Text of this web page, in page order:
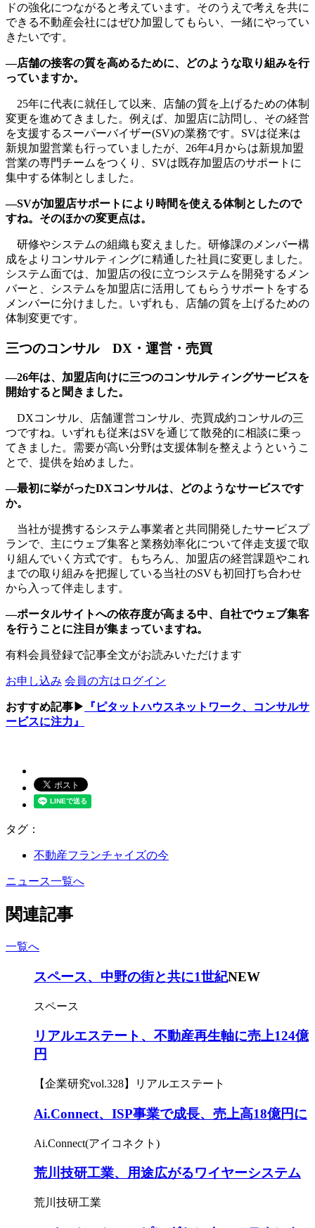
ドの強化につながると考えています。そのうえで考えを共に
できる不動産会社にはぜひ加盟してもらい、一緒にやってい
きたいです。
―店舗の接客の質を高めるために、どのような取り組みを行
っていますか。
25年に代表に就任して以来、店舗の質を上げるための体制
変更を進めてきました。例えば、加盟店に訪問し、その経営
を支援するスーパーバイザー(SV)の業務です。SVは従来は
新規加盟営業も行っていましたが、26年4月からは新規加盟
営業の専門チームをつくり、SVは既存加盟店のサポートに
集中する体制としました。
―SVが加盟店サポートにより時間を使える体制としたので
すね。そのほかの変更点は。
研修やシステムの組織も変えました。研修課のメンバー構
成をよりコンサルティングに精通した社員に変更しました。
システム面では、加盟店の役に立つシステムを開発するメン
バーと、システムを加盟店に活用してもらうサポートをする
メンバーに分けました。いずれも、店舗の質を上げるための
体制変更です。
三つのコンサル DX・運営・売買
―26年は、加盟店向けに三つのコンサルティングサービスを
開始すると聞きました。
DXコンサル、店舗運営コンサル、売買成約コンサルの三
つですね。いずれも従来はSVを通じて散発的に相談に乗っ
てきました。需要が高い分野は支援体制を整えようというこ
とで、提供を始めました。
―最初に挙がったDXコンサルは、どのようなサービスです
か。
当社が提携するシステム事業者と共同開発したサービスプ
ランで、主にウェブ集客と業務効率化について伴走支援で取
り組んでいく方式です。もちろん、加盟店の経営課題やこれ
までの取り組みを把握している当社のSVも初回打ち合わせ
から入って伴走します。
―ポータルサイトへの依存度が高まる中、自社でウェブ集客
を行うことに注目が集まっていますね。
有料会員登録で記事全文がお読みいただけます
お申し込み 会員の方はログイン
おすすめ記事▶
『ピタットハウスネットワーク、コンサルサ
ービスに注力』
タグ：
不動産フランチャイズの今
ニュース一覧へ
関連記事
一覧へ
スペース、中野の街と共に1世紀NEW
スペース
リアルエステート、不動産再生軸に売上124億
円
【企業研究vol.328】リアルエステート
Ai.Connect、ISP事業で成長、売上高18億円に
Ai.Connect(アイコネクト)
荒川技研工業、用途広がるワイヤーシステム
荒川技研工業